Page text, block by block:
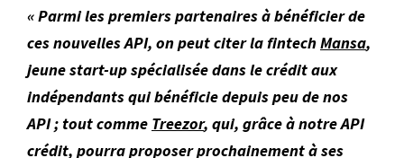
« Parmi les premiers partenaires à bénéficier de
ces nouvelles API, on peut citer la fintechMansa,
jeune start-up spécialisée dans le crédit aux
indépendants qui bénéficie depuis peu de nos
API ; tout comme Treezor, qui, grâce à notre API
crédit, pourra proposer prochainement à ses